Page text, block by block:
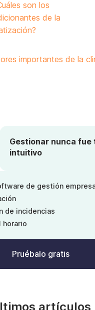
son los
de la
importantes de la
Gestionar nunca fue
intuitivo
de gestión
de incidencias
horario
Pruébalo gratis
artículos